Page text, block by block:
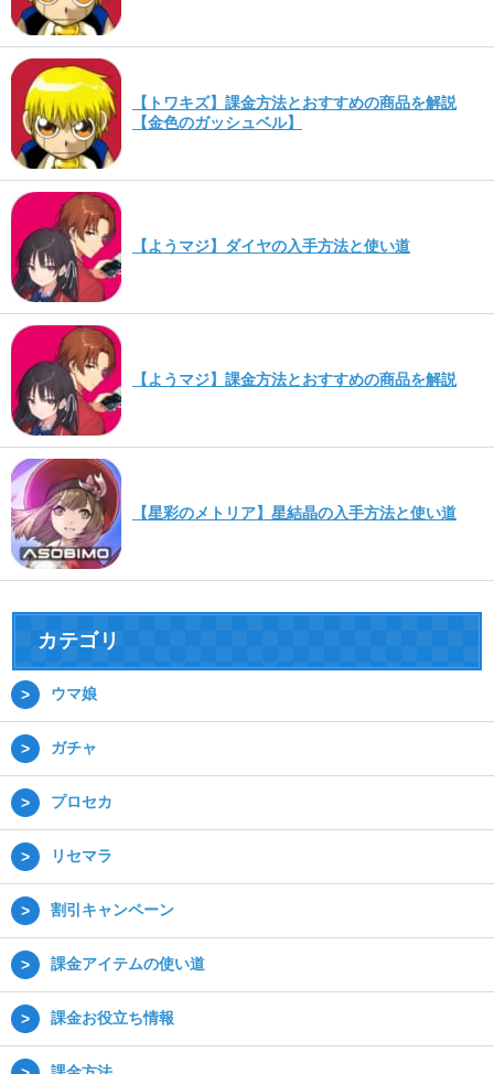
【トワキズ】課金方法とおすすめの商品を解説
【金色のガッシュベル】
【ようマジ】ダイヤの入手方法と使い道
【ようマジ】課金方法とおすすめの商品を解説
【星彩のメトリア】星結晶の入手方法と使い道
カテゴリ
ウマ娘
ガチャ
プロセカ
リセマラ
割引キャンペーン
課金アイテムの使い道
課金お役立ち情報